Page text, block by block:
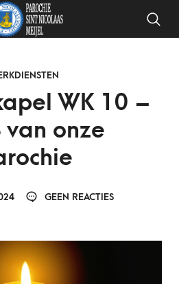
WK 10 –
van onze
GEEN REACTIES